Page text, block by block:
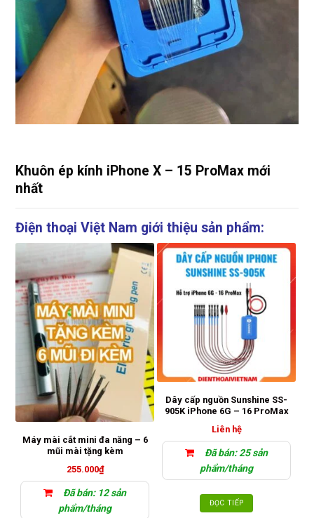
Khuôn ép kính iPhone X – 15 ProMax mới
nhất
Điện thoại Việt Nam giới thiệu sản phẩm:
Máy mài cắt mini đa năng – 6
mũi mài tặng kèm
255.000₫
Đã bán: 12 sản
phẩm/tháng
Dây cấp nguồn Sunshine SS-
905K iPhone 6G – 16 ProMax
Liên hệ
Đã bán: 25 sản
phẩm/tháng
ĐỌC TIẾP